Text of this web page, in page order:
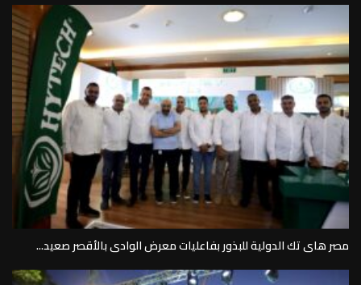
مصر هاى تك الدولية للبذور بفاعليات معرض الوادى بالأقصر صعيد...